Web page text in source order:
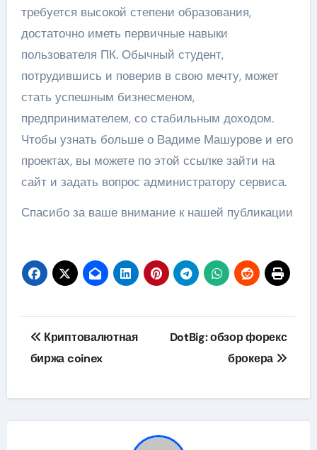
требуется высокой степени образования,
достаточно иметь первичные навыки
пользователя ПК. Обычный студент,
потрудившись и поверив в свою мечту, может
стать успешным бизнесменом,
предпринимателем, со стабильным доходом.
Чтобы узнать больше о Вадиме Машурове и его
проектах, вы можете по этой ссылке зайти на
сайт и задать вопрос администратору сервиса.
Спасибо за ваше внимание к нашей публикации
Навигация
по
Криптовалютная
биржа coinex
DotBig: обзор форекс
брокера